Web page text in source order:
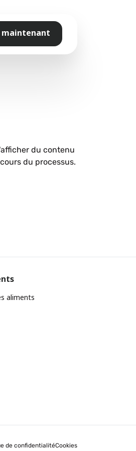
maintenant
du contenu
du processus.
aliments
de confidentialitéCookies